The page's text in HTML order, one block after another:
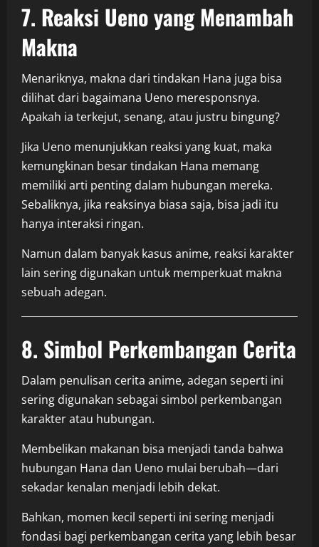
7. Reaksi Ueno yang Menambah
Makna
Menariknya, makna dari tindakan Hana juga bisa
dilihat dari bagaimana Ueno meresponsnya.
Apakah ia terkejut, senang, atau justru bingung?
Jika Ueno menunjukkan reaksi yang kuat, maka
kemungkinan besar tindakan Hana memang
memiliki arti penting dalam hubungan mereka.
Sebaliknya, jika reaksinya biasa saja, bisa jadi itu
hanya interaksi ringan.
Namun dalam banyak kasus anime, reaksi karakter
lain sering digunakan untuk memperkuat makna
sebuah adegan.
8. Simbol Perkembangan Cerita
Dalam penulisan cerita anime, adegan seperti ini
sering digunakan sebagai simbol perkembangan
karakter atau hubungan.
Membelikan makanan bisa menjadi tanda bahwa
hubungan Hana dan Ueno mulai berubah—dari
sekadar kenalan menjadi lebih dekat.
Bahkan, momen kecil seperti ini sering menjadi
fondasi bagi perkembangan cerita yang lebih besar